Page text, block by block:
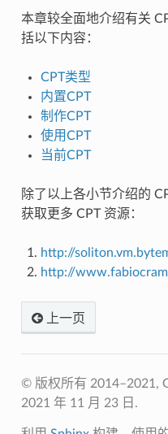
本章较全面地介绍有关
括以下内容：
CPT类型
内置CPT
制作CPT
使用CPT
当前CPT
除了以上各小节介绍的
获取更多 CPT 资源：
http://
http://
上一页
© 版权所有 2014–2021,
2021 年 11 月 23 日.